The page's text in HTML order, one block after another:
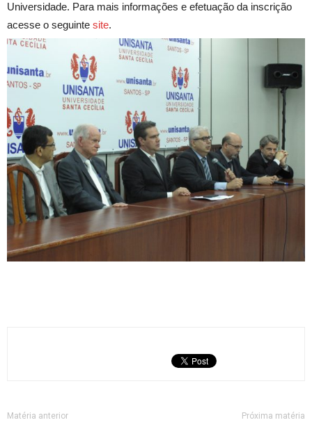
Universidade. Para mais informações e efetuação da inscrição
acesse o seguinte site.
Matéria anterior Próxima matéria